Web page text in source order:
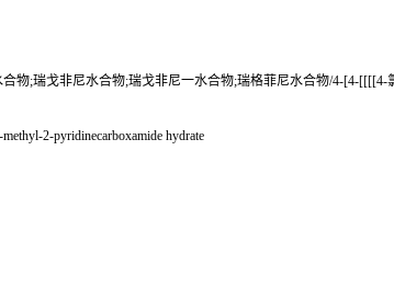
物;瑞戈非尼水合物;瑞戈非尼一水合物;瑞格菲尼水合物/4-[4-
2-pyridinecarboxamide hydrate